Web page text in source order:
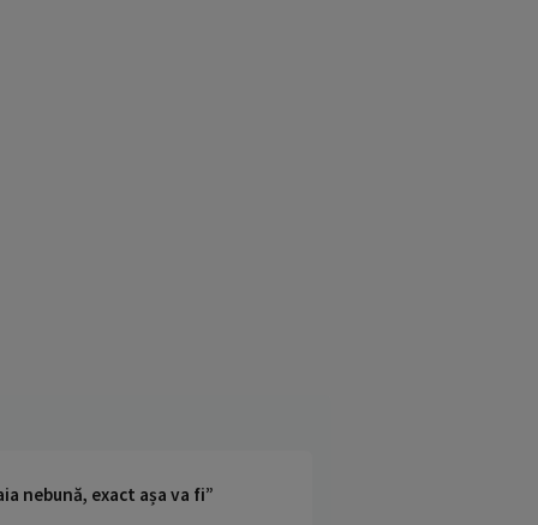
nebună, exact așa va fi”